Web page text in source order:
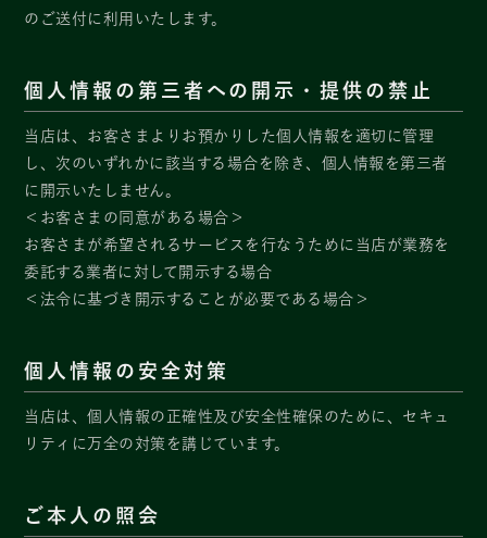
のご送付に利用いたします。
個人情報の第三者への開示・提供の禁止
当店は、お客さまよりお預かりした個人情報を適切に管理
し、次のいずれかに該当する場合を除き、個人情報を第三者
に開示いたしません。
＜お客さまの同意がある場合＞
お客さまが希望されるサービスを行なうために当店が業務を
委託する業者に対して開示する場合
＜法令に基づき開示することが必要である場合＞
個人情報の安全対策
当店は、個人情報の正確性及び安全性確保のために、セキュ
リティに万全の対策を講じています。
ご本人の照会